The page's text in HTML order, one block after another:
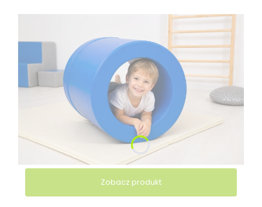
Zobacz produkt